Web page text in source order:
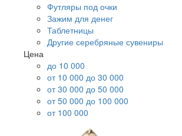
Футляры под очки
Зажим для денег
Таблетницы
Другие серебряные сувениры
Цена
до 10 000
от 10 000 до 30 000
от 30 000 до 50 000
от 50 000 до 100 000
от 100 000